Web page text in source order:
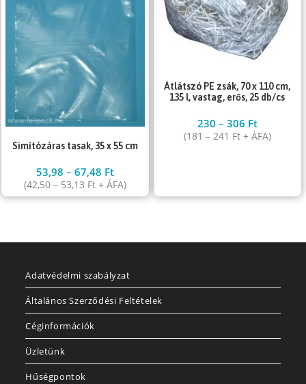
Simítózáras tasak, 35 x 55 cm
53,98–67,48 Ft
(42,50– 53,13 Ft + ÁFA)
Átlátszó PE zsák, 70 x 110 cm,
135 l, vastag, erős, 25 db/cs
230 – 306 Ft
(181 – 241 Ft+ ÁFA)
Adatvédelmi szabályzat
Általános Szerződési Feltételek
Céginformációk
Üzletünk
Hűségpontok